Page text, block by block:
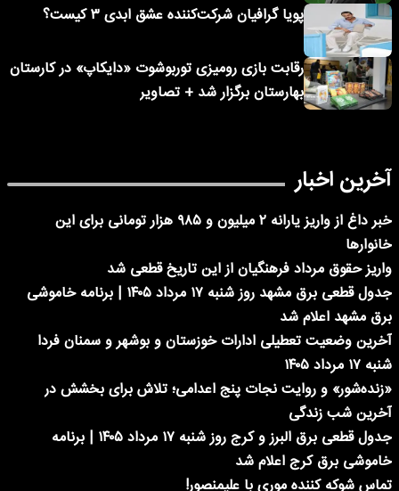
پویا گرافیان شرکت‌کننده عشق ابدی ۳ کیست؟
رقابت بازی رومیزی توربوشوت «دایکاپ» در کارستان
بهارستان برگزار شد + تصاویر
آخرین اخبار
خبر داغ از واریز یارانه ۲ میلیون و ۹۸۵ هزار تومانی برای این
خانوارها
واریز حقوق مرداد فرهنگیان از این تاریخ قطعی شد
جدول قطعی برق مشهد روز شنبه ۱۷ مرداد ۱۴۰۵ | برنامه خاموشی
برق مشهد اعلام شد
آخرین وضعیت تعطیلی ادارات خوزستان و بوشهر و سمنان فردا
شنبه ۱۷ مرداد ۱۴۰۵
«زنده‌شور» و روایت نجات پنج اعدامی؛ تلاش برای بخشش در
آخرین شب زندگی
جدول قطعی برق البرز و کرج روز شنبه ۱۷ مرداد ۱۴۰۵ | برنامه
خاموشی برق کرج اعلام شد